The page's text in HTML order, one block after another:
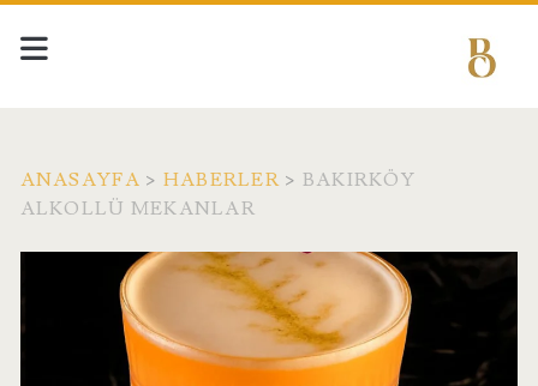
ANASAYFA > HABERLER> BAKIRKÖY
ALKOLLÜ MEKANLAR